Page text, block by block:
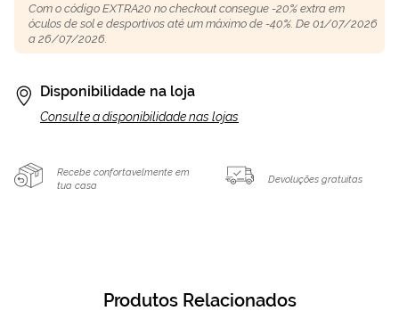
Com o código EXTRA20 no checkout consegue -20% extra em
óculos de sol e desportivos até um máximo de -40%. De 01/07/2026
a 26/07/2026.
Disponibilidade na loja
Consulte a disponibilidade nas lojas
Recebe confortavelmente em
tua casa
Devoluções gratuitas
Produtos Relacionados